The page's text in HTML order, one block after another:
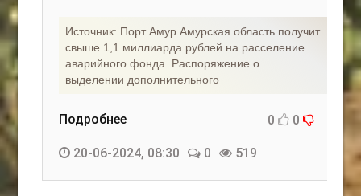
Источник: Порт Амур Амурская область получит
свыше 1,1 миллиарда рублей на расселение
аварийного фонда. Распоряжение о
выделении дополнительного
Подробнее 0 0
20-06-2024, 08:30 0 519